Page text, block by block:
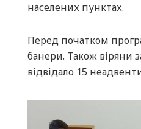
населених пунктах.
Перед початком
банери. Також віряни
відвідало 15